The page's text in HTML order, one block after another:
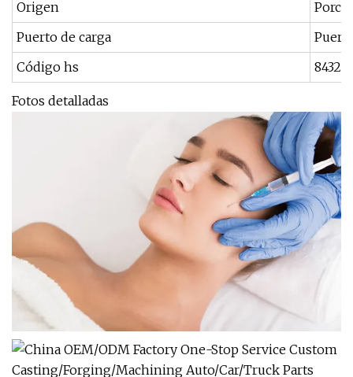
Origen
Puerto de carga
Código hs
Fotos detalladas